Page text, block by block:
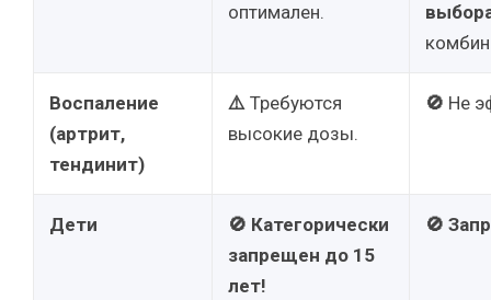
оптимален.
Воспаление
(артрит,
тендинит)
⚠️ Требуются
высокие дозы.
🚫 Не
Дети 🚫 Категорически
запрещен до 15
лет!
🚫